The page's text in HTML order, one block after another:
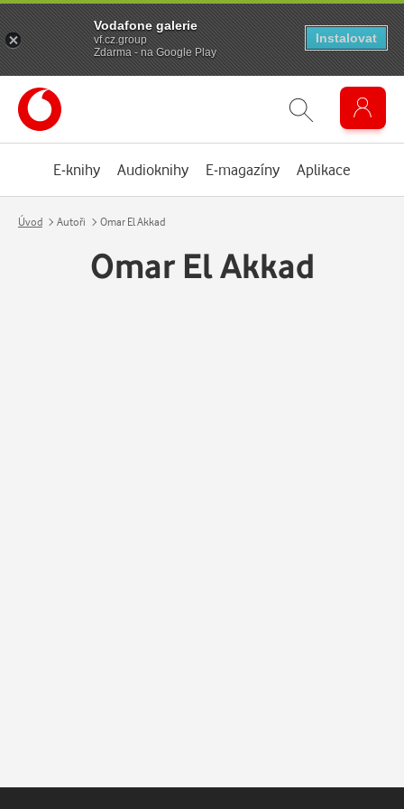
E-knihy Audioknihy E-magazíny Aplikace
Úvod Autoři Omar El Akkad
Omar El Akkad
Vodafone galerie
vf.cz.group
Zdarma - na Google Play
Instalovat